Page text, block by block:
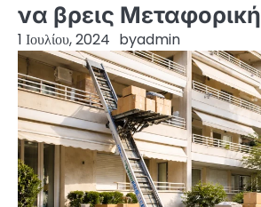
να βρεις Μεταφορική
1 Ιουλίου, 2024 byadmin